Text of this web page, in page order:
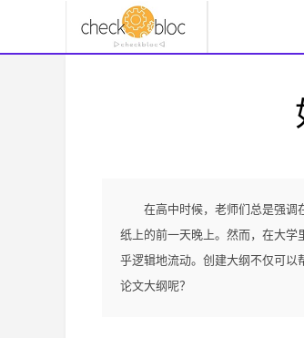
在高中时候，老师们总是强调
纸上的前一天晚上。然而，在大学
乎逻辑地流动。创建大纲不仅可以
论文大纲呢？